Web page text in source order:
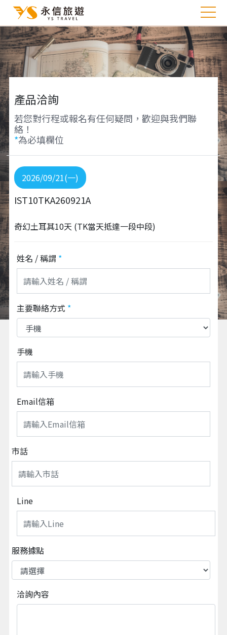
產品洽詢
若您對行程或報名有任何疑問，歡迎與我們聯
絡！
*為必填欄位
2026/09/21(一)
IST10TKA260921A
奇幻土耳其10天 (TK當天抵達一段中段)
姓名 / 稱謂 *
主要聯絡方式 *
手機
Email信箱
市話
Line
服務據點
洽詢內容